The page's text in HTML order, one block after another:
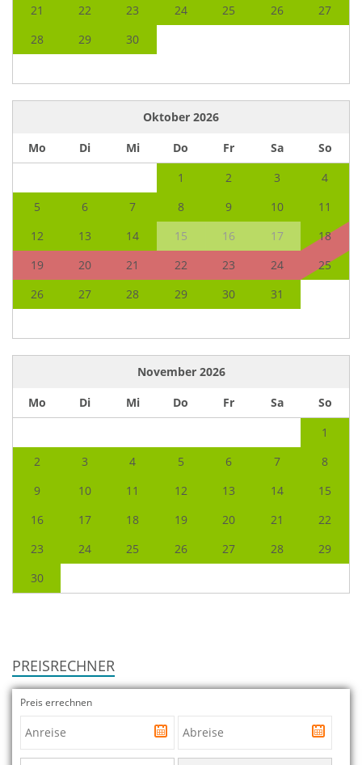
21 22 23 24 25 26
27
28
29 30
Oktober 2026
Mo
Di Mi Do Fr Sa
So
1
2 3
4
5
6 7 8 9 10
11
12
13 14 15 16 17
18
19
20 21 22 23 24
25
26
27 28 29 30 31
November 2026
Mo
Di Mi Do Fr Sa
So
1
2
3 4 5 6 7
8
9
10 11 12 13 14
15
16
17 18 19 20 21
22
23
24 25 26 27 28
29
30
PREISRECHNER
Preis errechnen